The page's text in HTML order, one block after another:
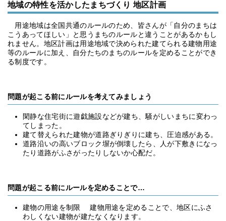
地域の特性を活かしたまちづくり 地区計画
用途地域は全国共通のルールのため、皆さんが「自分のまちは
こうあってほしい」と思うまちのルールと違うことがあるかもし
れません。地区計画は用途地域で決められた建てられる建物用途
等のルールに加え、自分たちのまちのルールを定めることができ
る制度です。
問題が起こる前にルールを考えてみましょう
閑静な住宅街に遊戯施設などが建ち、騒がしいまちに変わっ
てしまった。
建て替えられた建物が道路ぎりぎりに建ち、圧迫感がある。
道路沿いの高いブロック塀が倒壊したら、人が下敷きになっ
たり道路がふさがったりしないか心配だ。
問題が起こる前にルールを定めることで…
建物の用途を制限 建物用途を定めることで、地区にふさ
わしくない建物が建たなくなります。